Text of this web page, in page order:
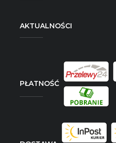
AKTUALNOŚCI
PŁATNOŚĆ